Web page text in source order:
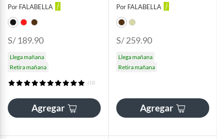
Por FALABELLA
S/ 189.90
Llega mañana
Retira mañana
(12)
Agregar
Por FALABELLA
S/ 259.90
Llega mañana
Retira mañana
Agregar